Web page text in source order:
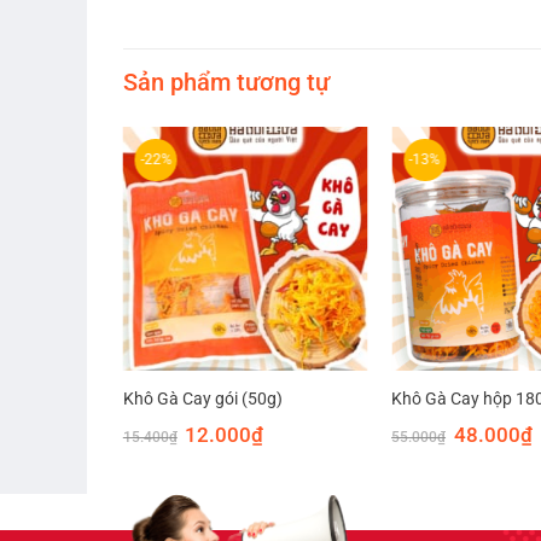
Sản phẩm tương tự
-22%
Khô Gà Cay gói (50g)
15.400₫ Giá
gốc
12.000₫Giá
12.000₫.
-13%
Khô Gà Cay hộp
55.000₫ Giá
gốc
48.000₫